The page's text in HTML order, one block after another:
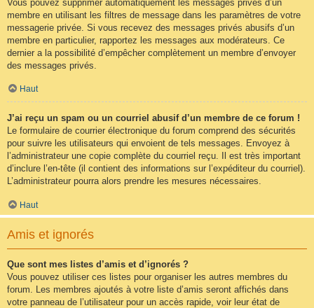
Vous pouvez supprimer automatiquement les messages privés d’un
membre en utilisant les filtres de message dans les paramètres de votre
messagerie privée. Si vous recevez des messages privés abusifs d’un
membre en particulier, rapportez les messages aux modérateurs. Ce
dernier a la possibilité d’empêcher complètement un membre d’envoyer
des messages privés.
Haut
J’ai reçu un spam ou un courriel abusif d’un membre de ce forum !
Le formulaire de courrier électronique du forum comprend des sécurités
pour suivre les utilisateurs qui envoient de tels messages. Envoyez à
l’administrateur une copie complète du courriel reçu. Il est très important
d’inclure l’en-tête (il contient des informations sur l’expéditeur du courriel).
L’administrateur pourra alors prendre les mesures nécessaires.
Haut
Amis et ignorés
Que sont mes listes d’amis et d’ignorés ?
Vous pouvez utiliser ces listes pour organiser les autres membres du
forum. Les membres ajoutés à votre liste d’amis seront affichés dans
votre panneau de l’utilisateur pour un accès rapide, voir leur état de